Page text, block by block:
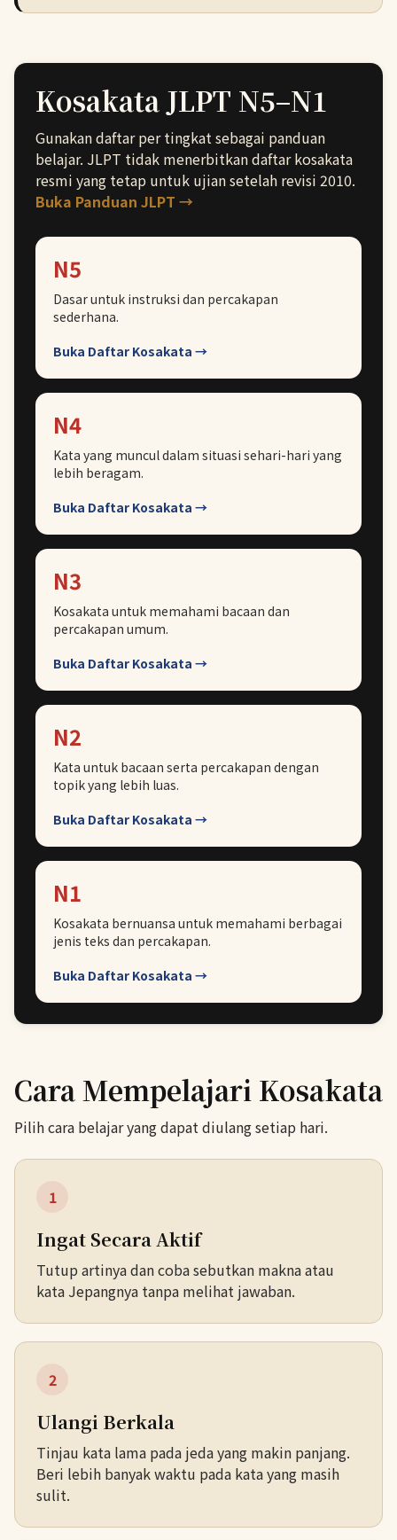
Kosakata JLPT N5–N1
Gunakan daftar per tingkat sebagai panduan
belajar. JLPT tidak menerbitkan daftar kosakata
resmi yang tetap untuk ujian setelah revisi 2010.
Buka Panduan JLPT →
N5
Dasar untuk instruksi dan percakapan
sederhana.
Buka Daftar Kosakata →
N4
Kata yang muncul dalam situasi sehari-hari yang
lebih beragam.
Buka Daftar Kosakata →
N3
Kosakata untuk memahami bacaan dan
percakapan umum.
Buka Daftar Kosakata →
N2
Kata untuk bacaan serta percakapan dengan
topik yang lebih luas.
Buka Daftar Kosakata →
N1
Kosakata bernuansa untuk memahami berbagai
jenis teks dan percakapan.
Buka Daftar Kosakata →
Cara Mempelajari Kosakata
Pilih cara belajar yang dapat diulang setiap hari.
1
Ingat Secara Aktif
Tutup artinya dan coba sebutkan makna atau
kata Jepangnya tanpa melihat jawaban.
2
Ulangi Berkala
Tinjau kata lama pada jeda yang makin panjang.
Beri lebih banyak waktu pada kata yang masih
sulit.